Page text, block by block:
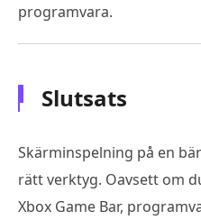
programvara.
Slutsats
Skärminspelning på en
rätt verktyg. Oavsett om
Xbox Game Bar,